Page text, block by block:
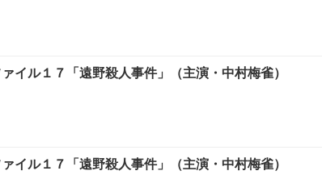
イル１７「遠野殺人事件」（主演・中村梅雀）
イル１７「遠野殺人事件」（主演・中村梅雀）